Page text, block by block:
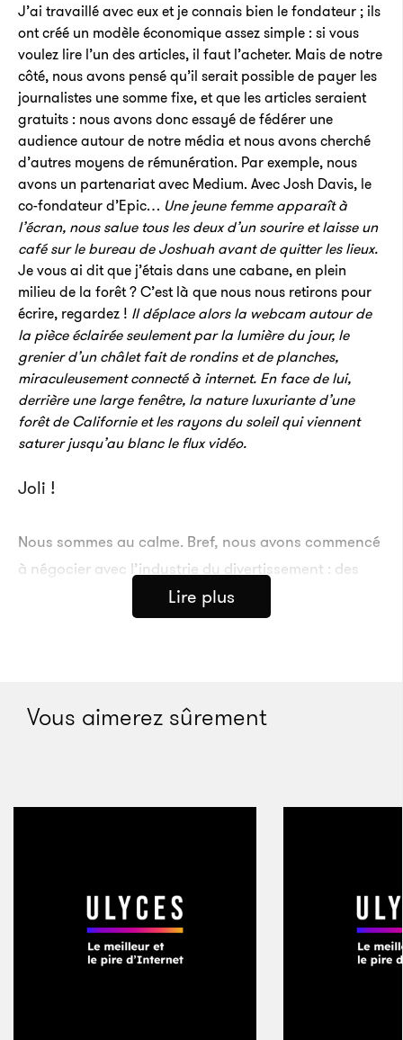
J’ai travaillé avec eux et je connais bien le fondateur ; ils
ont créé un modèle économique assez simple : si vous
voulez lire l’un des articles, il faut l’acheter. Mais de notre
côté, nous avons pensé qu’il serait possible de payer les
journalistes une somme fixe, et que les articles seraient
gratuits : nous avons donc essayé de fédérer une
audience autour de notre média et nous avons cherché
d’autres moyens de rémunération. Par exemple, nous
avons un partenariat avec Medium. Avec Josh Davis, le
co-fondateur d’Epic… Une jeune femme apparaît à
l’écran, nous salue tous les deux d’un sourire et laisse un
café sur le bureau de Joshuah avant de quitter les lieux.
Je vous ai dit que j’étais dans une cabane, en plein
milieu de la forêt ? C’est là que nous nous retirons pour
écrire, regardez ! Il déplace alors la webcam autour de
la pièce éclairée seulement par la lumière du jour, le
grenier d’un châlet fait de rondins et de planches,
miraculeusement connecté à internet. En face de lui,
derrière une large fenêtre, la nature luxuriante d’une
forêt de Californie et les rayons du soleil qui viennent
saturer jusqu’au blanc le flux vidéo.
Joli !
Nous sommes au calme. Bref, nous avons commencé
à négocier avec l’industrie du divertissement : des
producteurs peuvent mettre des options sur nos
histoires et les transformer en série télé ou en film.
voulions faire cela à une autre échelle, avec les
histoires d’autres personnes que nous pourrions
apparaît comme une évidence et ce n’est pas non
comment il fallait procéder et nous avons décidé de
rassembler des gens et de créer une plateforme qui
serait visible pour les producteurs, les studios de
cinémas, les télévisions… Nous essayons de faire
Lire plus
Vous aimerez sûrement